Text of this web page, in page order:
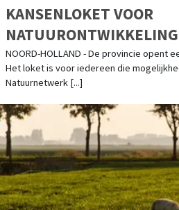
KANSENLOKET VOOR
NOORD-HOLLAND - De provincie opent
Het loket is voor iedereen die
Natuurnetwerk [...]